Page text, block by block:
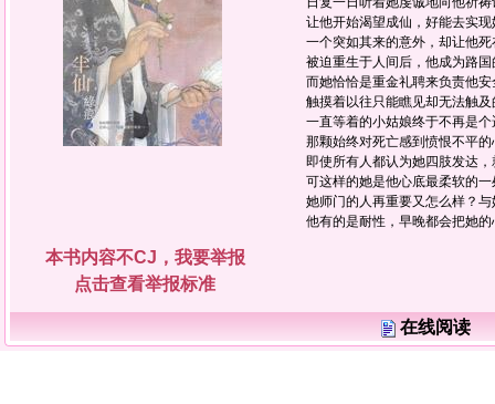
让他开始渴望成仙，好能去实现
一个突如其来的意外，却让他
被迫重生于人间后，他成为路国
而她恰恰是重金礼聘来负责他安
触摸着以往只能瞧见却无法触及
一直等着的小姑娘终于不再是个
那颗始终对死亡感到愤恨不平的
即使所有人都认为她四肢发达，
可这样的她是他心底最柔软的一
她师门的人再重要又怎么样？与
他有的是耐性，早晚都会把她
本书内容不CJ，我要举报
点击查看举报标准
在线阅读